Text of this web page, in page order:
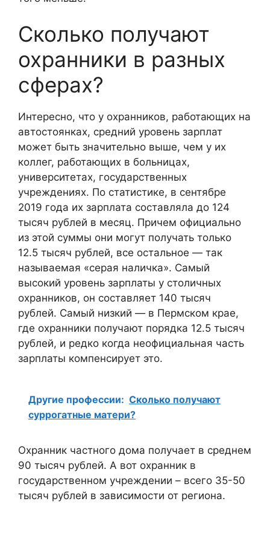
Сколько получают
охранники в разных
сферах?
Интересно, что у охранников, работающих на
автостоянках, средний уровень зарплат
может быть значительно выше, чем у их
коллег, работающих в больницах,
университетах, государственных
учреждениях. По статистике, в сентябре
2019 года их зарплата составляла до 124
тысяч рублей в месяц. Причем официально
из этой суммы они могут получать только
12.5 тысяч рублей, все остальное — так
называемая «серая наличка». Самый
высокий уровень зарплаты у столичных
охранников, он составляет 140 тысяч
рублей. Самый низкий — в Пермском крае,
где охранники получают порядка 12.5 тысяч
рублей, и редко когда неофициальная часть
зарплаты компенсирует это.
Другие профессии: Сколько получают
суррогатные матери?
Охранник частного дома получает в среднем
90 тысяч рублей. А вот охранник в
государственном учреждении – всего 35-50
тысяч рублей в зависимости от региона.